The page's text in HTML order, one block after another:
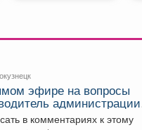
эфире на вопросы
администрации
Александрович
в комментариях к этому